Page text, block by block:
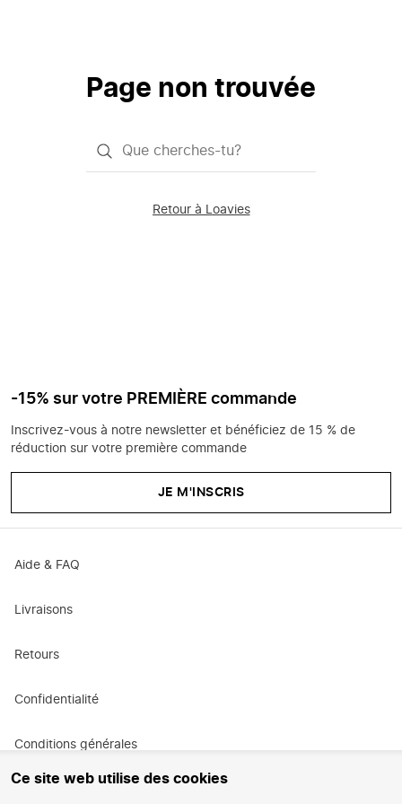
Ce site web utilise des cookies
Page non trouvée
Qu'est-
Retour à Loavies
-15% sur votre PREMIÈRE commande
Inscrivez-vous à notre newsletter et bénéficiez de 15 % de
réduction sur votre première commande
JE M'INSCRIS
Aide & FAQ
Livraisons
Retours
Confidentialité
Conditions générales